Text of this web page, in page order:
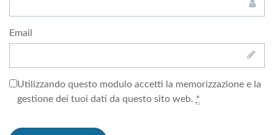
Email
Utilizzando questo modulo accetti la memorizzazione e la
gestione dei tuoi dati da questo sito web. *